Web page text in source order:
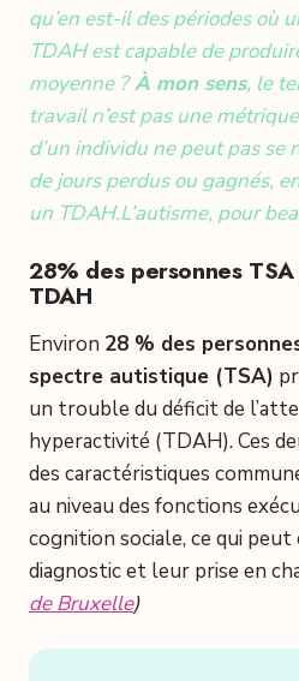
qu’en est-il des périodes où
TDAH est capable de
moyenne ?À mon sens, le
travail n’est pas une
d’un individu ne peut pas se
de jours perdus ou gagnés,
un TDAH.L’autisme, pour
28% des personnes
TDAH
Environ 28 % des
spectre autistique (TSA)
un trouble du déficit de
hyperactivité (TDAH). Ces
des caractéristiques
au niveau des fonctions
cognition sociale, ce qui
diagnostic et leur prise en
de Bruxelle)